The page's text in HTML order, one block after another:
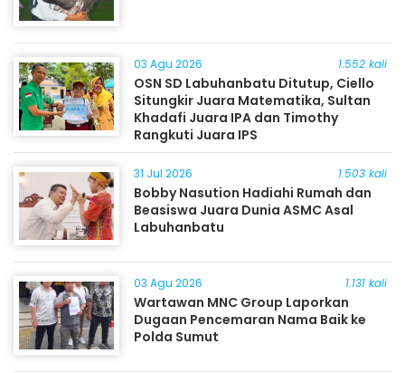
03 Agu 2026 1.552 kali
OSN SD Labuhanbatu Ditutup, Ciello
Situngkir Juara Matematika, Sultan
Khadafi Juara IPA dan Timothy
Rangkuti Juara IPS
31 Jul 2026 1.503 kali
Bobby Nasution Hadiahi Rumah dan
Beasiswa Juara Dunia ASMC Asal
Labuhanbatu
03 Agu 2026 1.131 kali
Wartawan MNC Group Laporkan
Dugaan Pencemaran Nama Baik ke
Polda Sumut